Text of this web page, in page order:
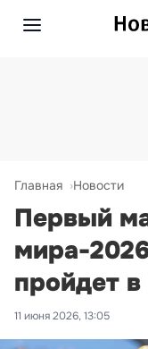
Главная Новости
Первый
мира-
пройдет
11 июня 2026, 13:05